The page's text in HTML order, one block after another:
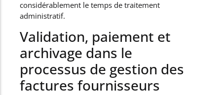
considérablement le temps de traitement
administratif.
Validation, paiement et
archivage dans le
processus de gestion des
factures fournisseurs